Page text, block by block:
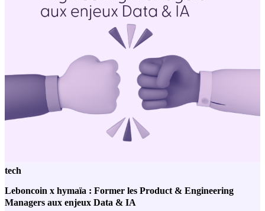
tech
Leboncoin x hymaïa : Former les Product & Engineering
Managers aux enjeux Data & IA